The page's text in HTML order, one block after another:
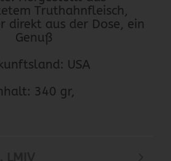
Truthahnfleisch,
direkt aus der Dose, ein
Genuß
USA
340 gr,